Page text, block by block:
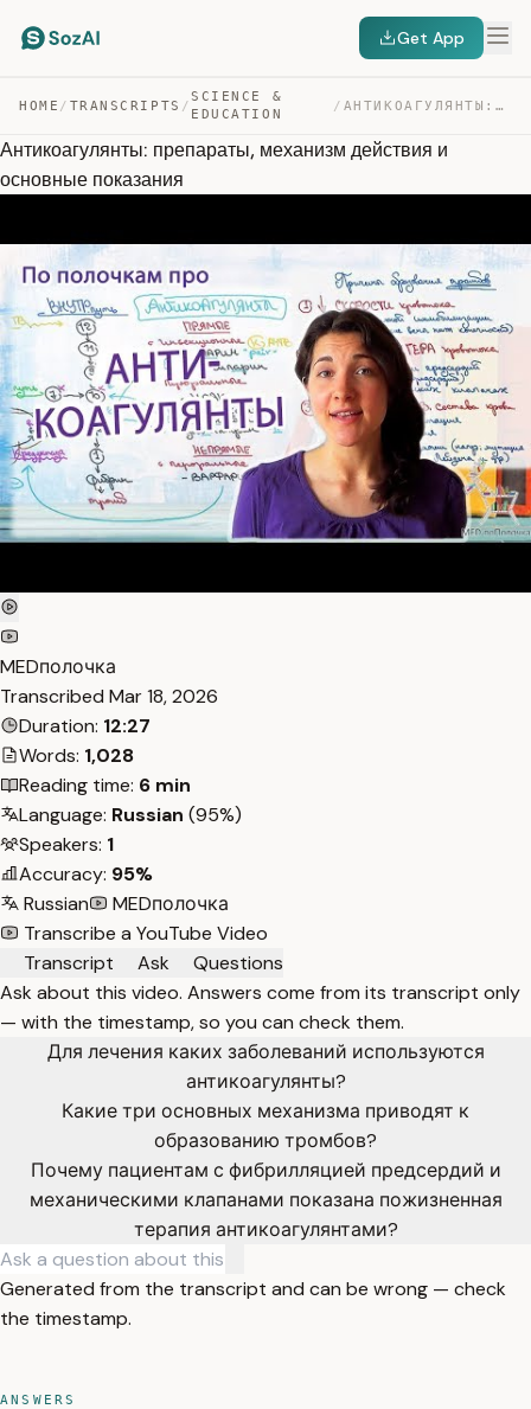
Get App
HOME / TRANSCRIPTS /
SCIENCE &
EDUCATION
/ АНТИКОАГУЛЯНТЫ: ПРЕПАРАТЫ, МЕХАНИЗМ ДЕЙСТВИЯ И ОСНОВНЫЕ… — TRANSCRIPT
Антикоагулянты: препараты, механизм действия и
основные показания
MEDполочка
Transcribed Mar 18, 2026
Duration: 12:27
Words: 1,028
Reading time: 6 min
Language: Russian (95%)
Speakers: 1
Accuracy: 95%
Russian
MEDполочка
Transcribe a YouTube Video
Transcript
Ask
Questions
Ask about this video. Answers come from its transcript only
— with the timestamp, so you can check them.
Для лечения каких заболеваний используются
антикоагулянты?
Какие три основных механизма приводят к
образованию тромбов?
Почему пациентам с фибрилляцией предсердий и
механическими клапанами показана пожизненная
терапия антикоагулянтами?
Generated from the transcript and can be wrong — check
the timestamp.
ANSWERS